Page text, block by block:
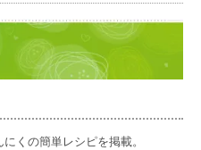
くの簡単レシピを掲載。